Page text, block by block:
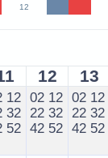
12
12 13
12
32
52
02 12
22 32
42 52
02 12
22 32
42 52